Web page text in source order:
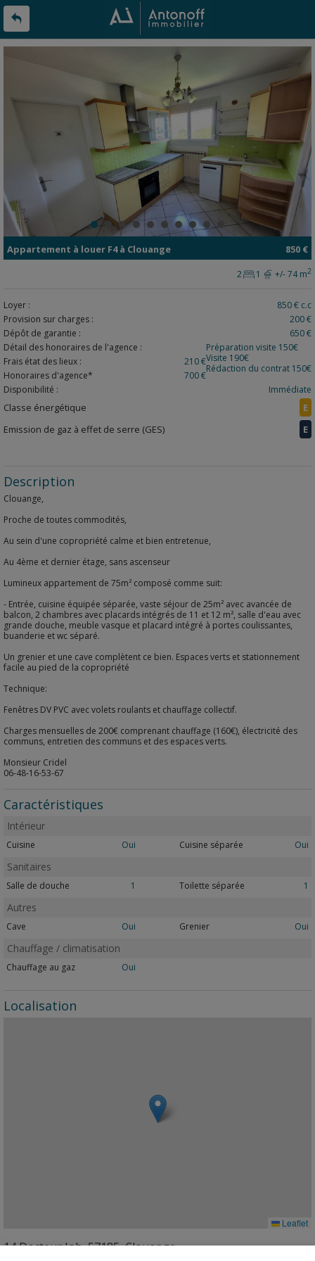
850 €
Appartement à louer F4 à Clouange
2 1 +/- 74 m2
Loyer :
850 € c.c
Provision sur charges :
200 €
Dépôt de garantie :
650 €
Détail des honoraires de l'agence :
Préparation visite 150€
Visite 190€
Rédaction du contrat 150€
Frais état des lieux :
210 €
Honoraires d'agence*
700 €
Disponibilité :
Immédiate
Classe énergétique
E
Emission de gaz à effet de serre (GES)
E
Description
Clouange,
Proche de toutes commodités,
Au sein d'une copropriété calme et bien entretenue,
Au 4ème et dernier étage, sans ascenseur
Lumineux appartement de 75m² composé comme suit:
- Entrée, cuisine équipée séparée, vaste séjour de 25m² avec avancée de
balcon, 2 chambres avec placards intégrés de 11 et 12 m², salle d'eau avec
grande douche, meuble vasque et placard intégré à portes coulissantes,
buanderie et wc séparé.
Un grenier et une cave complètent ce bien. Espaces verts et stationnement
facile au pied de la copropriété
Technique:
Fenêtres DV PVC avec volets roulants et chauffage collectif.
Charges mensuelles de 200€ comprenant chauffage (160€), électricité des
communs, entretien des communs et des espaces verts.
Monsieur Cridel
06-48-16-53-67
Caractéristiques
Intérieur
Cuisine Oui Cuisine séparée Oui
Sanitaires
Salle de douche 1 Toilette séparée 1
Autres
Cave Oui Grenier Oui
Chauffage / climatisation
Chauffage au gaz Oui
Localisation
Leaflet
14 Docteur Job, 57185, Clouange